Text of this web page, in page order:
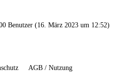
Benutzer (16. März 2023 um 12:52)
AGB / Nutzung